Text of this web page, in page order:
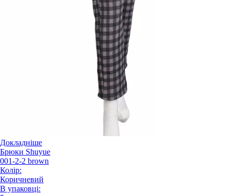
Докладніше
Брюки Shuyue
001-2-2 brown
Колір:
Коричневий
В упаковці: